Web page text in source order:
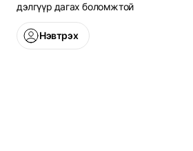
дэлгүүр дагах боломжтой
Нэвтрэх